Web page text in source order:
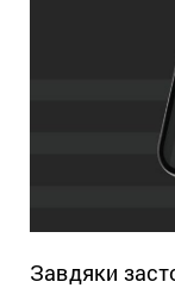
Завдяки